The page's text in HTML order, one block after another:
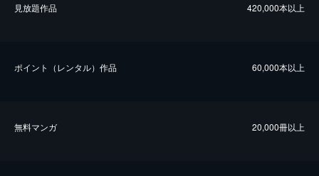
⾒放題作品 420,000本以上
ポイント（レンタル）作品 60,000本以上
無料マンガ 20,000冊以上